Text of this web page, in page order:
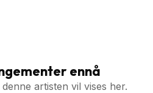
ennå
artisten vil vises her.